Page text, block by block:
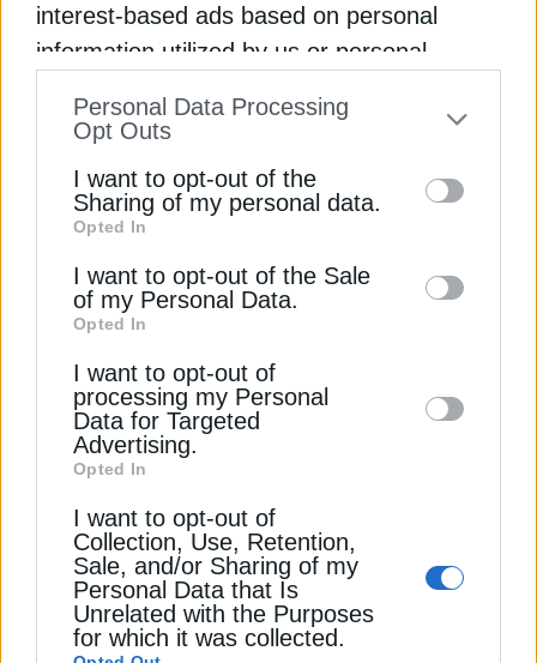
interest-based ads based on personal
information utilized by us or personal
to your opt-out. You may separately opt-out
information by third parties on the IAB’s list
of downstream participants. This
information may also be disclosed by us to
third parties on theIAB’s List of
Downstream Participants
disclose it to other third parties.
Personal Data Processing
Opt Outs
I want to opt-out of the
Sharing of my personal data.
Opted In
I want to opt-out of the Sale
of my Personal Data.
Opted In
I want to opt-out of
processing my Personal
Data for Targeted
Advertising.
Opted In
I want to opt-out of
Collection, Use, Retention,
Sale, and/or Sharing of my
Personal Data that Is
Unrelated with the Purposes
for which it was collected.
ΔΕΊΤΕ ΕΠΊΣΗΣ
ΧΡΗΣΤΙΚΑ
Τι να μην κάνεις όταν κλείνεις το
κλιματιστικό
21 Ιουλίου 2026